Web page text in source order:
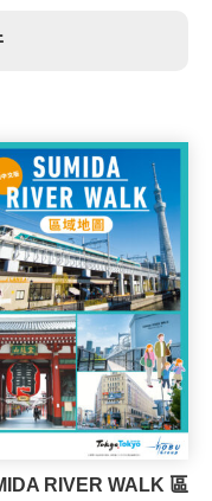
RIVER WALK 區